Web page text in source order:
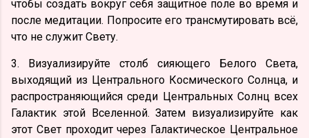
чтобы создать вокруг себя защитное поле во время и
после медитации. Попросите его трансмутировать всё,
что не служит Свету.
3. Визуализируйте столб сияющего Белого Света,
выходящий из Центрального Космического Солнца, и
распространяющийся среди Центральных Солнц всех
Галактик этой Вселенной. Затем визуализируйте как
этот Свет проходит через Галактическое Центральное